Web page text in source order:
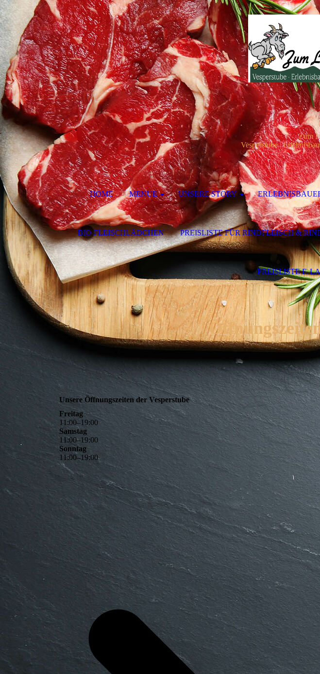
Zum
Vesperstube |
HOME MENUE UNSERE STORY
BIO-FLEISCHLÄDCHEN PREISLISTE FÜR RINDFLEISCH &
PREISLISTE F.
Unsere Öffnungszeiten der Vesperstube
Freitag
11 :00–19:00
Samstag
11 :00–19:00
Sonntag
11 :00–19:00